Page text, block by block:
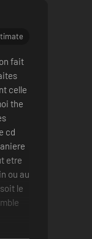
fait
celle
the
cd
etre
ou au
le